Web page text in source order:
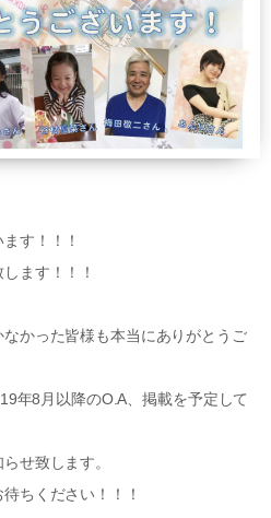
す！！！
ます！！！
かった皆様も本当にありがとうご
年8月以降のO.A、掲載を予定して
せ致します。
ちください！！！